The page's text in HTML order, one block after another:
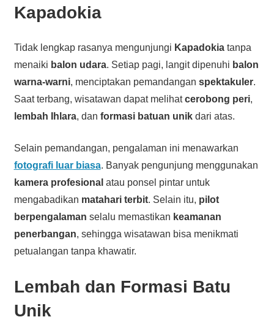
Kapadokia
Tidak lengkap rasanya mengunjungi Kapadokiatanpa
menaiki balon udara. Setiap pagi, langit dipenuhi balon
warna-warni, menciptakan pemandangan spektakuler.
Saat terbang, wisatawan dapat melihatcerobong peri,
lembah Ihlara, dan formasi batuan unikdari atas.
Selain pemandangan, pengalaman ini menawarkan
fotografi luar biasa. Banyak pengunjung menggunakan
kamera profesional atau ponsel pintar untuk
mengabadikan matahari terbit. Selain itu, pilot
berpengalaman selalu memastikan keamanan
penerbangan, sehingga wisatawan bisa menikmati
petualangan tanpa khawatir.
Lembah dan Formasi Batu
Unik